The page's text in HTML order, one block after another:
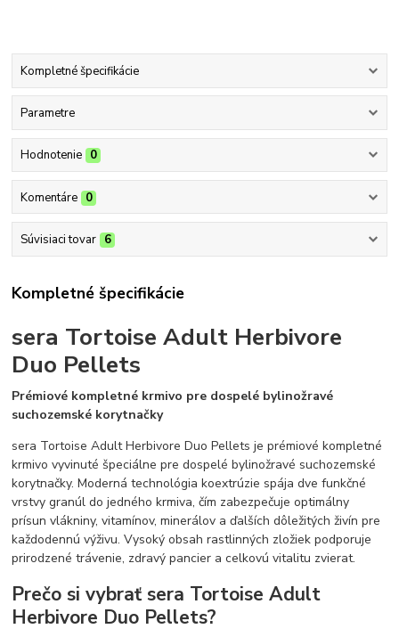
Kompletné špecifikácie
Parametre
Hodnotenie 0
Komentáre 0
Súvisiaci tovar 6
Kompletné špecifikácie
sera Tortoise Adult Herbivore
Duo Pellets
Prémiové kompletné krmivo pre dospelé bylinožravé
suchozemské korytnačky
sera Tortoise Adult Herbivore Duo Pellets je prémiové kompletné
krmivo vyvinuté špeciálne pre dospelé bylinožravé suchozemské
korytnačky. Moderná technológia koextrúzie spája dve funkčné
vrstvy granúl do jedného krmiva, čím zabezpečuje optimálny
prísun vlákniny, vitamínov, minerálov a ďalších dôležitých živín pre
každodennú výživu. Vysoký obsah rastlinných zložiek podporuje
prirodzené trávenie, zdravý pancier a celkovú vitalitu zvierat.
Prečo si vybrať sera Tortoise Adult
Herbivore Duo Pellets?